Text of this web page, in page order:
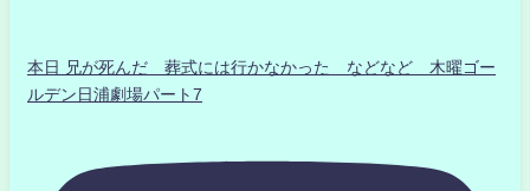
本日 兄が死んだ 葬式には行かなかった などなど 木曜ゴー
ルデン日浦劇場パート7